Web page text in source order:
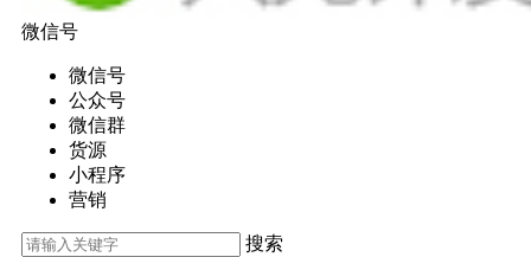
微信号
微信号
公众号
微信群
货源
小程序
营销
搜索